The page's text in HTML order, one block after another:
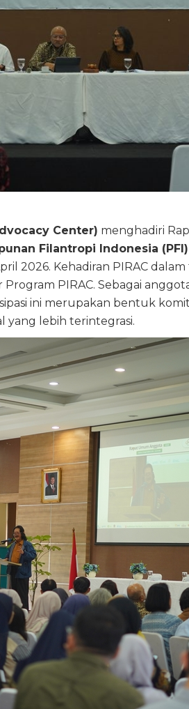
Center) menghadiri
Filantropi Indonesia (PFI)
2026. Kehadiran PIRAC
PIRAC. Sebagai
ini merupakan bentuk
yang lebih terintegrasi.